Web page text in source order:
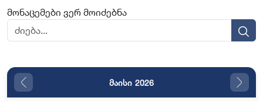
მონაცემები ვერ მოიძებნა
მაისი 2026